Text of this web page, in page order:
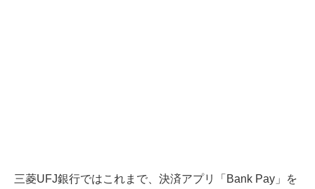
三菱UFJ銀行ではこれまで、決済アプリ「Bank Pay」を